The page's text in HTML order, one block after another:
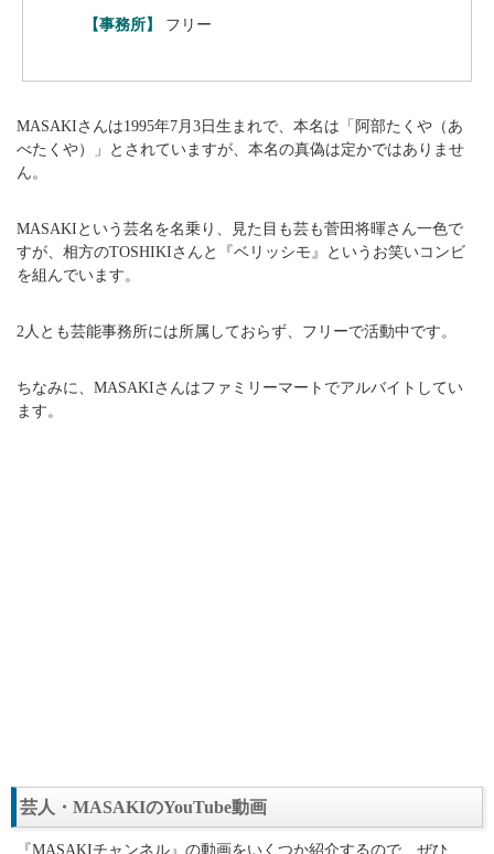
【事務所】 フリー
MASAKIさんは1995年7月3日生まれで、本名は「阿部たくや（あ
べたくや）」とされていますが、本名の真偽は定かではありませ
ん。
MASAKIという芸名を名乗り、見た目も芸も菅田将暉さん一色で
すが、相方のTOSHIKIさんと『ベリッシモ』というお笑いコンビ
を組んでいます。
2人とも芸能事務所には所属しておらず、フリーで活動中です。
ちなみに、MASAKIさんはファミリーマートでアルバイトしてい
ます。
芸人・MASAKIのYouTube動画
『MASAKIチャンネル』の動画をいくつか紹介するので、ぜひ、